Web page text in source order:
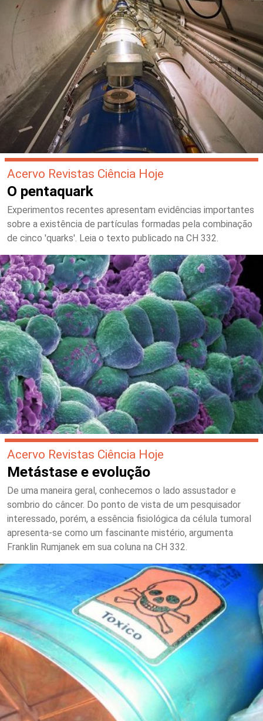
Acervo Revistas Ciência Hoje
O pentaquark
Experimentos recentes apresentam evidências importantes
sobre a existência de partículas formadas pela combinação
de cinco 'quarks'. Leia o texto publicado na CH 332.
Acervo Revistas Ciência Hoje
Metástase e evolução
De uma maneira geral, conhecemos o lado assustador e
sombrio do câncer. Do ponto de vista de um pesquisador
interessado, porém, a essência fisiológica da célula tumoral
apresenta-se como um fascinante mistério, argumenta
Franklin Rumjanek em sua coluna na CH 332.